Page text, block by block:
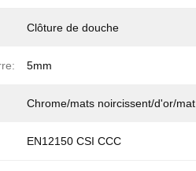
Clôture de douche
5mm
Chrome/mats noircissent/d'or/mat
EN12150 CSI CCC